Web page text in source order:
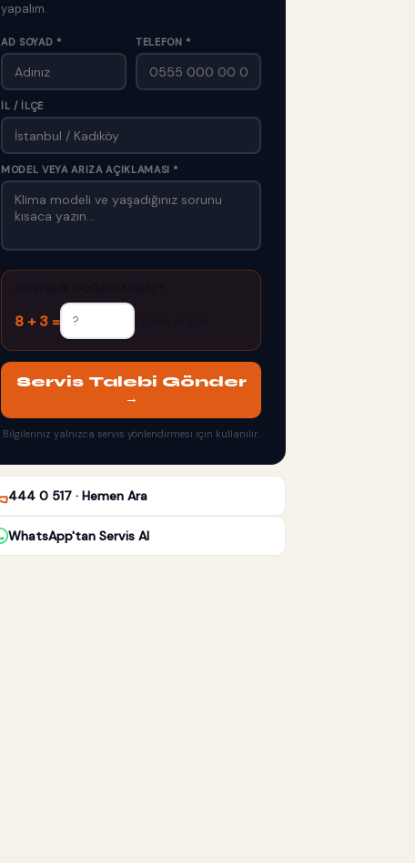
yapalım.
AD SOYAD * TELEFON *
İL / İLÇE
MODEL VEYA ARIZA AÇIKLAMASI *
8 + 3 =
Servis Talebi Gönder
→
Bilgileriniz yalnızca servis yönlendirmesi için kullanılır.
444 0 517 · Hemen Ara
WhatsApp'tan Servis Al